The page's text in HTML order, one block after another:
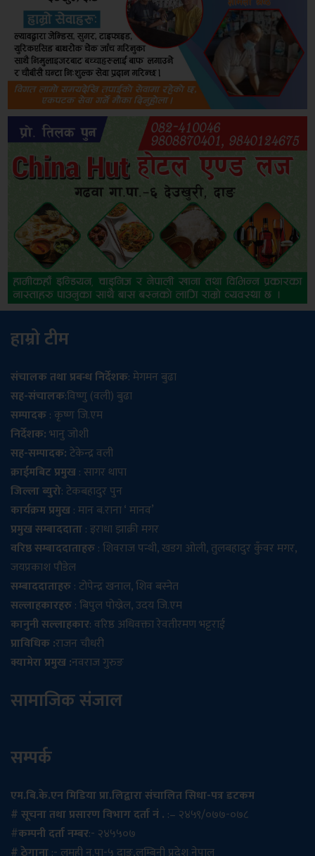
हाम्रो टीम
संचालक तथा प्रबन्ध निर्देशक: मेगमन बुढा
सह-संचालक:विष्णु (वली) बुढा
सम्पादक: कृष्ण जि.एम
निर्देशक:भानु जोशी
सह-सम्पादक:टेकेन्द्र वली
क्राईमबिट प्रमुख: सागर थापा
जिल्ला ब्युरो: टेकबहादुर पुन
कार्यक्रम प्रमुख: मान ब.राना ‘ मानव’
प्रमुख सम्बाददाता: इराधा झाक्री मगर
वरिष्ठ सम्बाददाताहरु: शिवराज पन्थी, खडग ओली, तुलबहादुर कुँवर मगर,
जयप्रकाश पौडेल
सम्बाददाताहरु: टोपेन्द्र खनाल, शिव बस्नेत
सल्लाहकारहरु: बिपुल पोख्रेल, उदय जि.एम
कानुनी सल्लाहकार: वरिष्ठ अधिवक्ता रेवतीरमण भट्टराई
प्राविधिक :राजन चौधरी
क्यामेरा प्रमुख :नवराज गुरुङ
सामाजिक संजाल
सम्पर्क
एम.बि.के.एन मिडिया प्रा.लिद्वारा संचालित सिधा-पत्र डटकम
# सूचना तथा प्रसारण विभाग दर्ता नं . :– २४५९/०७७-०७८
#कम्पनी दर्ता नम्बर:- २४५५०७